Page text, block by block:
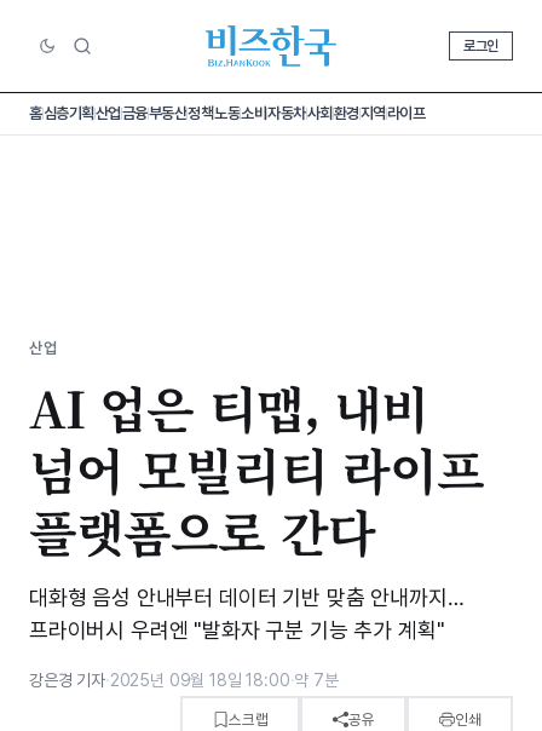
로그인
홈심층기획산업금융부동산정책노동소비 자동차사회환경지역라이프
산업
AI 업은 티맵, 내비
넘어 모빌리티 라이프
플랫폼으로 간다
대화형 음성 안내부터 데이터 기반 맞춤 안내까지…
프라이버시 우려엔 "발화자 구분 기능 추가 계획"
강은경 기자·2025년 09월 18일 18:00·약 7분
스크랩 공유 인쇄